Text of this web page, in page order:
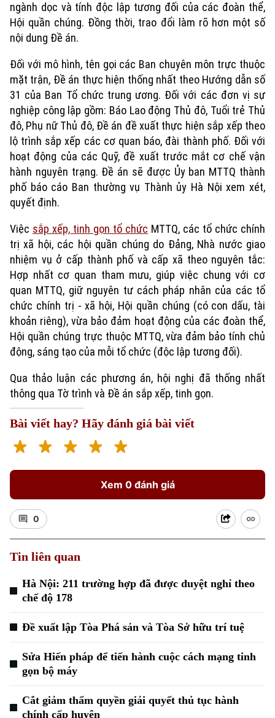
Xu hướng
ngành dọc và tính độc lập tương đối của các đoàn thể,
Hội quần chúng. Đồng thời, trao đổi làm rõ hơn một số
nội dung Đề án.
Đối với mô hình, tên gọi các Ban chuyên môn trực thuộc
mặt trận, Đề án thực hiện thống nhất theo Hướng dẫn số
31 của Ban Tổ chức trung ương. Đối với các đơn vị sự
nghiệp công lập gồm: Báo Lao động Thủ đô, Tuổi trẻ Thủ
đô, Phụ nữ Thủ đô, Đề án đề xuất thực hiện sắp xếp theo
lộ trình sắp xếp các cơ quan báo, đài thành phố. Đối với
hoạt động của các Quỹ, đề xuất trước mắt cơ chế vận
hành nguyên trạng. Đề án sẽ được Ủy ban MTTQ thành
phố báo cáo Ban thường vụ Thành ủy Hà Nội xem xét,
quyết định.
Việc sắp xếp, tinh gọn tổ chức MTTQ, các tổ chức chính
trị xã hội, các hội quần chúng do Đảng, Nhà nước giao
nhiệm vụ ở cấp thành phố và cấp xã theo nguyên tắc:
Hợp nhất cơ quan tham mưu, giúp việc chung với cơ
quan MTTQ, giữ nguyên tư cách pháp nhân của các tổ
chức chính trị - xã hội, Hội quần chúng (có con dấu, tài
khoản riêng), vừa bảo đảm hoạt động của các đoàn thể,
Hội quần chúng trực thuộc MTTQ, vừa đảm bảo tính chủ
động, sáng tạo của mỗi tổ chức (độc lập tương đối).
Qua thảo luận các phương án, hội nghị đã thống nhất
thông qua Tờ trình và Đề án sắp xếp, tinh gọn.
Bài viết hay? Hãy đánh giá bài viết
Xem 0 đánh giá
0
Tin liên quan
Hà Nội: 211 trường hợp đã được duyệt nghỉ theo
chế độ 178
Đề xuất lập Tòa Phá sản và Tòa Sở hữu trí tuệ
Sửa Hiến pháp để tiến hành cuộc cách mạng tinh
gọn bộ máy
Cắt giảm thẩm quyền giải quyết thủ tục hành
chính cấp huyện